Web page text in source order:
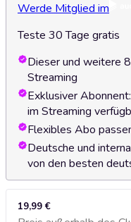
Werde Mitglied im
Teste 30 Tage gratis
Dieser und weitere
Streaming
Exklusiver
im Streaming
Flexibles Abo
Deutsche und
von den besten
19,99 €